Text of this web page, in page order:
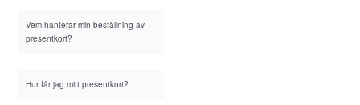
Vem hanterar min beställning av
presentkort?
Hur får jag mitt presentkort?